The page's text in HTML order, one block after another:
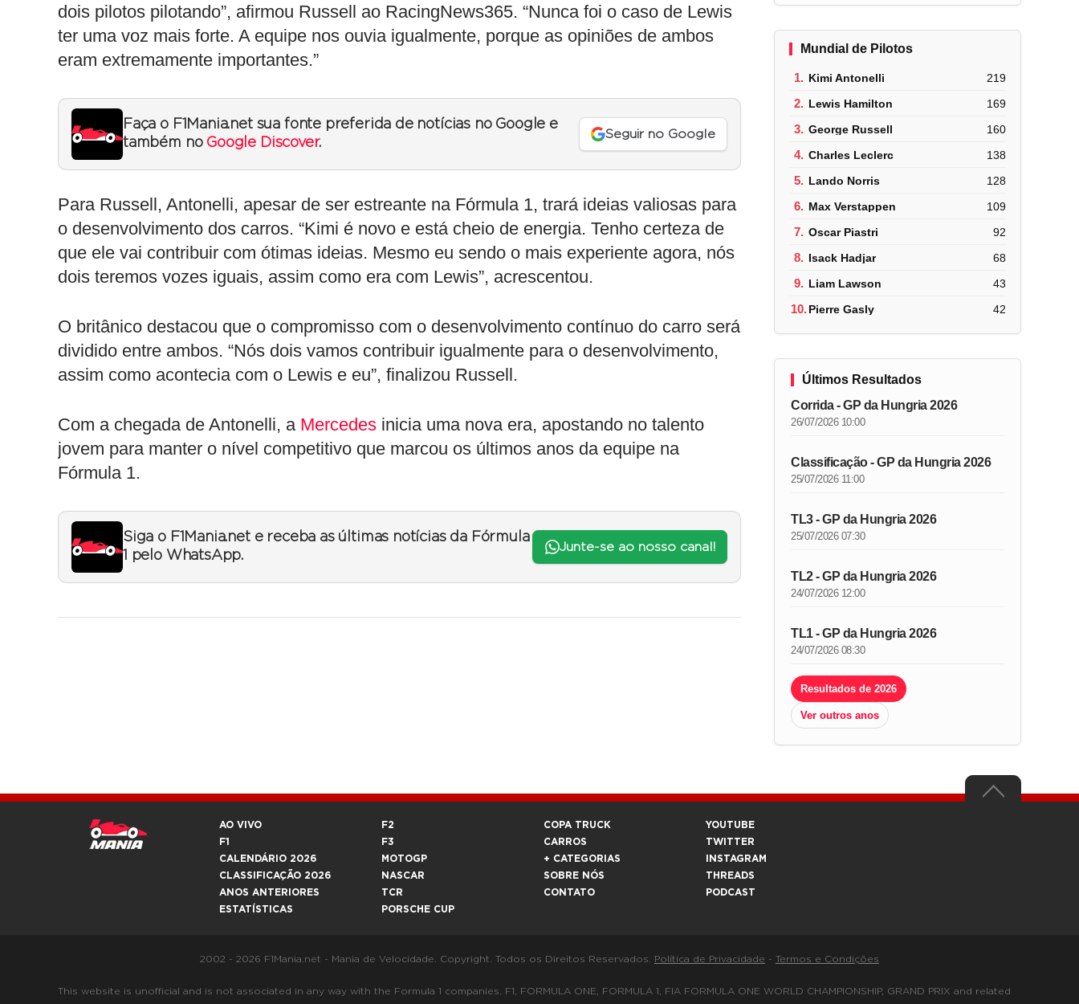
dois pilotos pilotando”, afirmou Russell ao RacingNews365. “Nunca foi o caso de Lewis
ter uma voz mais forte. A equipe nos ouvia igualmente, porque as opiniões de ambos
eram extremamente importantes.”
Faça o F1Mania.net sua fonte preferida de notícias no Google e
também no Google Discover.
Seguir no Google
Para Russell, Antonelli, apesar de ser estreante na Fórmula 1, trará ideias valiosas para
o desenvolvimento dos carros. “Kimi é novo e está cheio de energia. Tenho certeza de
que ele vai contribuir com ótimas ideias. Mesmo eu sendo o mais experiente agora, nós
dois teremos vozes iguais, assim como era com Lewis”, acrescentou.
O britânico destacou que o compromisso com o desenvolvimento contínuo do carro será
dividido entre ambos. “Nós dois vamos contribuir igualmente para o desenvolvimento,
assim como acontecia com o Lewis e eu”, finalizou Russell.
Com a chegada de Antonelli, a Mercedes inicia uma nova era, apostando no talento
jovem para manter o nível competitivo que marcou os últimos anos da equipe na
Fórmula 1.
Siga o F1Mania.net e receba as últimas notícias da Fórmula
1 pelo WhatsApp.
Junte-se ao nosso canal!
Mundial de Pilotos
1. Kimi Antonelli 219
2. Lewis Hamilton 169
3. George Russell 160
4. Charles Leclerc 138
5. Lando Norris 128
6. Max Verstappen 109
7. Oscar Piastri 92
8. Isack Hadjar 68
9. Liam Lawson 43
10.Pierre Gasly 42
Últimos Resultados
Corrida - GP da Hungria 2026
26/07/2026 10:00
Classificação - GP da Hungria 2026
25/07/2026 11:00
TL3 - GP da Hungria 2026
25/07/2026 07:30
TL2 - GP da Hungria 2026
24/07/2026 12:00
TL1 - GP da Hungria 2026
24/07/2026 08:30
Resultados de 2026
Ver outros anos
AO VIVO
F1
CALENDÁRIO 2026
CLASSIFICAÇÃO 2026
ANOS ANTERIORES
ESTATÍSTICAS
F2
F3
MOTOGP
NASCAR
TCR
PORSCHE CUP
COPA TRUCK
CARROS
+ CATEGORIAS
SOBRE NÓS
CONTATO
YOUTUBE
TWITTER
INSTAGRAM
THREADS
PODCAST
2002 - 2026 F1Mania.net - Mania de Velocidade. Copyright. Todos os Direitos Reservados. Política de Privacidade - Termos e Condições
This website is unofficial and is not associated in any way with the Formula 1 companies. F1, FORMULA ONE, FORMULA 1, FIA FORMULA ONE WORLD CHAMPIONSHIP, GRAND PRIX and related